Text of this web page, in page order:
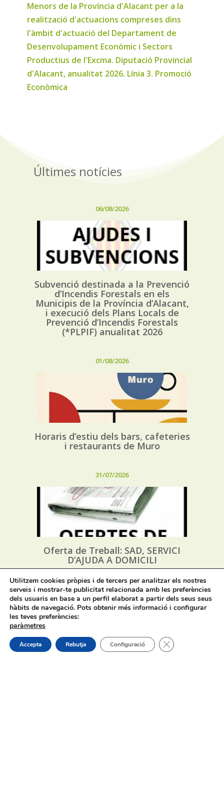
Menors de la Província d'Alacant per a la
realització d'actuacions compreses dins
l'àmbit d'actuació del Departament de
Desenvolupament Econòmic i Sectors
Productius de l'Excma. Diputació Provincial
d'Alacant, anualitat 2026. Línia 3. Promoció
Econòmica
Últimes notícies
06/08/2026
Subvenció destinada a la Prevenció
d’Incendis Forestals en els
Municipis de la Província d’Alacant,
i execució dels Plans Locals de
Prevenció d’Incendis Forestals
(*PLPIF) anualitat 2026
01/08/2026
Horaris d’estiu dels bars, cafeteries
i restaurants de Muro
31/07/2026
Oferta de Treball: SAD, SERVICI
D’AJUDA A DOMICILI
31/07/2026
Utilitzem cookies pròpies i de tercers per analitzar els nostres
serveis i mostrar-te publicitat relacionada amb les preferències
dels usuaris en base a un perfil elaborat a partir dels seus seus
hàbits de navegació. Pots obtenir més informació i configurar
les teves preferències:
paràmetres
Accepta Rebutja Configuració Tanca el bàner de